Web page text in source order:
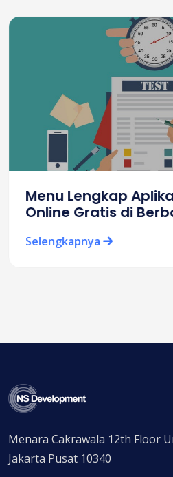
Menu Lengkap
Online Gratis di
Selengkapnya
Menara Cakrawala 12th Floor
Jakarta Pusat 10340